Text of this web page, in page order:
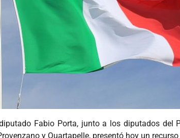
Fabio Porta, junto a los diputados del
y Quartapelle, presentó hoy un